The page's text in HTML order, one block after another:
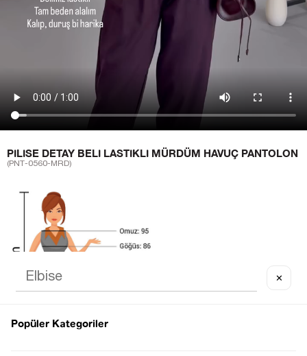
PILISE DETAY BELI LASTIKLI MÜRDÜM HAVUÇ PANTOLON
(PNT-0560-MRD)
✕
Popüler Kategoriler